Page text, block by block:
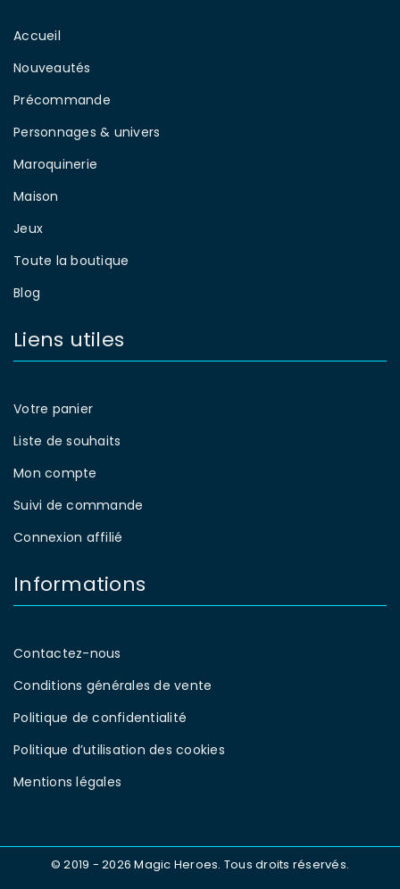
Accueil
Nouveautés
Précommande
Personnages & univers
Maroquinerie
Maison
Jeux
Toute la boutique
Blog
Liens utiles
Votre panier
Liste de souhaits
Mon compte
Suivi de commande
Connexion affilié
Informations
Contactez-nous
Conditions générales de vente
Politique de confidentialité
Politique d’utilisation des cookies
Mentions légales
© 2019 - 2026 Magic Heroes. Tous droits réservés.